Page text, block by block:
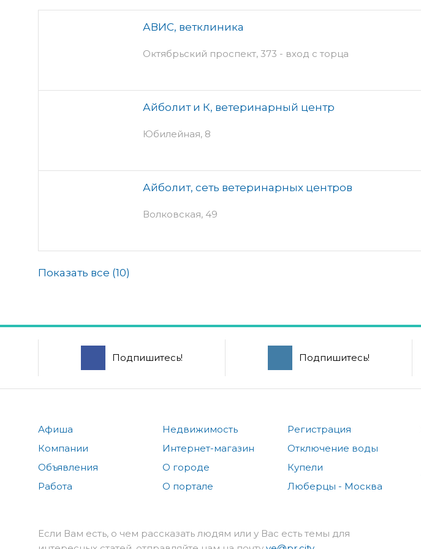
АВИС, ветклиника
Октябрьский проспект, 373 - вход с торца
Айболит и К, ветеринарный центр
Юбилейная, 8
Айболит, сеть ветеринарных центров
Волковская, 49
Показать все (10)
Подпишитесь! Подпишитесь!
Афиша
Компании
Объявления
Работа
Недвижимость
Интернет-магазин
О городе
О портале
Регистрация
Отключение воды
Купели
Люберцы - Москва
Если Вам есть, о чем рассказать людям или у Вас есть темы для